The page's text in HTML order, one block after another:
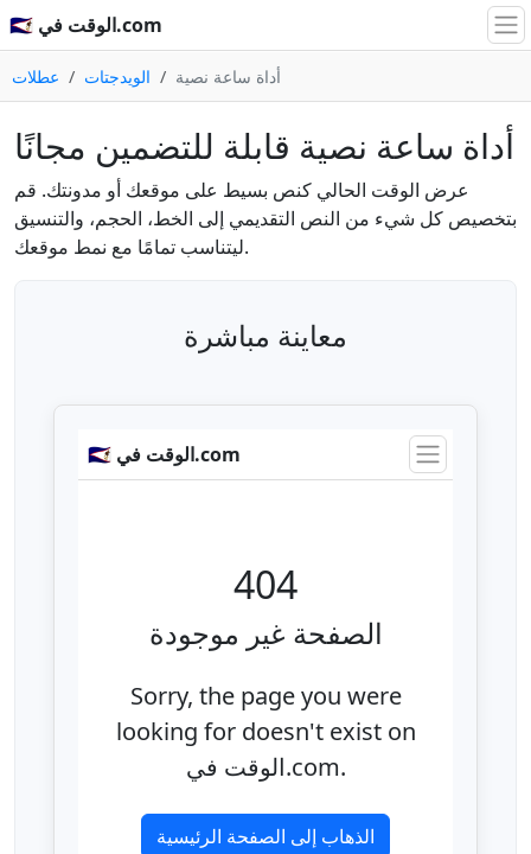
🇸🇦 الوقت في.com
عطلات الويدجتات أداة ساعة نصية
أداة ساعة نصية قابلة للتضمين مجانًا
عرض الوقت الحالي كنص بسيط على موقعك أو مدونتك. قم
بتخصيص كل شيء من النص التقديمي إلى الخط، الحجم، والتنسيق
ليتناسب تمامًا مع نمط موقعك.
معاينة مباشرة